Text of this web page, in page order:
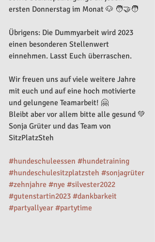
ersten Donnerstag im Monat 🐶 🧑‍🤝‍🧑
Übrigens: Die Dummyarbeit wird 2023
einen besonderen Stellenwert
einnehmen. Lasst Euch überraschen.
Wir freuen uns auf viele weitere Jahre
mit euch und auf eine hoch motivierte
und gelungene Teamarbeit! 🤗
Bleibt aber vor allem bitte alle gesund 💚
Sonja Grüter und das Team von
SitzPlatzSteh
#hundeschuleessen #hundetraining
#hundeschulesitzplatzsteh #sonjagrüter
#zehnjahre #nye #silvester2022
#gutenstartin2023 #dankbarkeit
#partyallyear #partytime